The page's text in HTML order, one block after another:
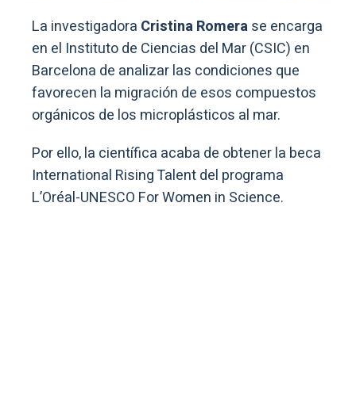
La investigadora Cristina Romerase encarga
en el Instituto de Ciencias del Mar (CSIC) en
Barcelona de analizar las condiciones que
favorecen la migración de esos compuestos
orgánicos de los microplásticos al mar.
Por ello, la científica acaba de obtener la beca
International Rising Talent del programa
L’Oréal-UNESCO For Women in Science.